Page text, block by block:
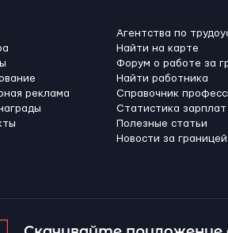
реклама
Агентства по
Найти на карте
Форум о работе за
Найти работника
Справочник
Статистика зарплат
Полезные статьи
Новости за границей